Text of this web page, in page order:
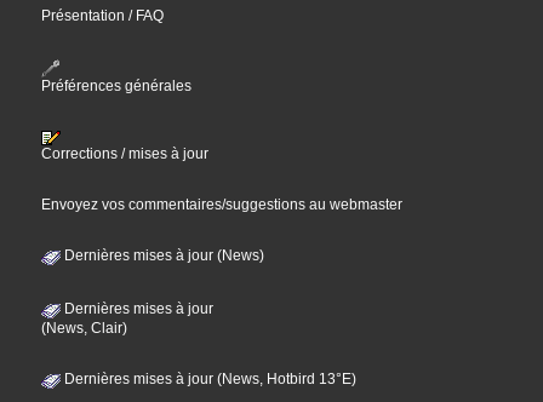
Présentation / FAQ
Préférences générales
Corrections / mises à jour
Envoyez vos commentaires/suggestions au webmaster
Dernières mises à jour (News)
Dernières mises à jour
(News, Clair)
Dernières mises à jour (News, Hotbird 13°E)